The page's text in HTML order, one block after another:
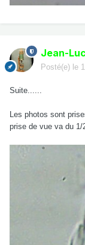
Jean-
Posté(e) le
Suite......
Les photos sont
prise de vue va du 1/